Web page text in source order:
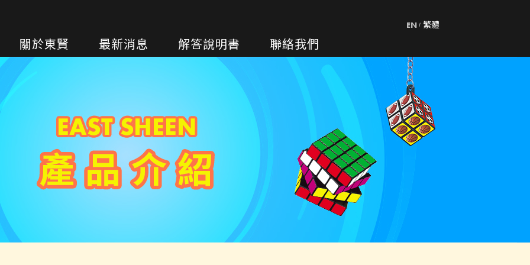
關於東賢 最新消息 解答說明書 聯絡我們
EN 繁體